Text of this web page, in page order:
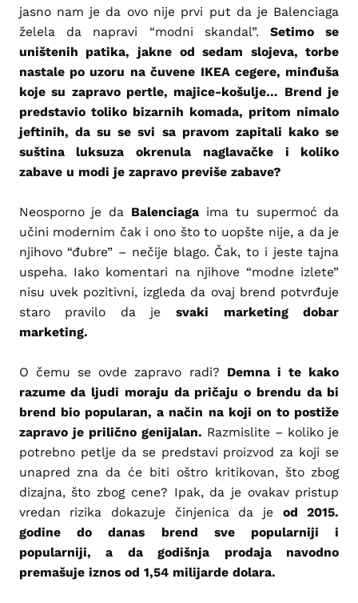
jasno nam je da ovo nije prvi put da je Balenciaga
želela da napravi “modni skandal”.Setimo se
uništenih patika, jakne od sedam slojeva, torbe
nastale po uzoru na čuvene IKEA cegere, minđuša
koje su zapravo pertle, majice-košulje… Brend je
predstavio toliko bizarnih komada, pritom nimalo
jeftinih, da su se svi sa pravom zapitali kako se
suština luksuza okrenula naglavačke i koliko
zabave u modi je zapravo previše zabave?
Neosporno je da Balenciaga ima tu supermoć da
učini modernim čak i ono što to uopšte nije, a da je
njihovo “đubre” – nečije blago. Čak, to i jeste tajna
uspeha. Iako komentari na njihove “modne izlete”
nisu uvek pozitivni, izgleda da ovaj brend potvrđuje
staro pravilo da jesvaki marketing dobar
marketing.
O čemu se ovde zapravo radi? Demna i te kako
razume da ljudi moraju da pričaju o brendu da bi
brend bio popularan, a način na koji on to postiže
zapravo je prilično genijalan. Razmislite – koliko je
potrebno petlje da se predstavi proizvod za koji se
unapred zna da će biti oštro kritikovan, što zbog
dizajna, što zbog cene? Ipak, da je ovakav pristup
vredan rizika dokazuje činjenica da je od 2015.
godine do danas brend sve popularniji i
popularniji, a da godišnja prodaja navodno
premašuje iznos od 1,54 milijarde dolara.